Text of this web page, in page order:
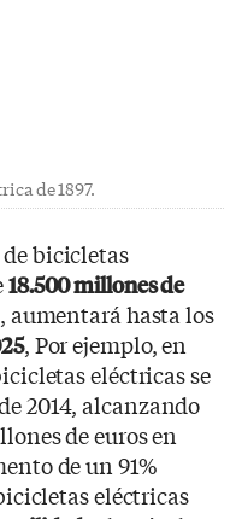
de 1897.
bicicletas
18.500 millones de
aumentará hasta los
, Por ejemplo, en
eléctricas se
2014, alcanzando
de euros en
de un 91%
eléctricas